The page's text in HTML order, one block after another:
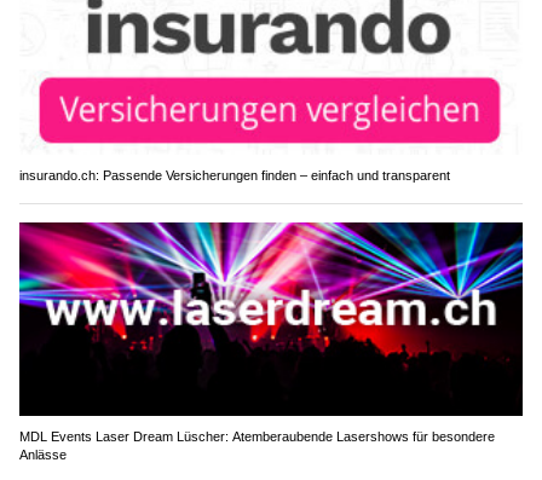
insurando.ch: Passende Versicherungen finden – einfach und transparent
MDL Events Laser Dream Lüscher: Atemberaubende Lasershows für besondere
Anlässe